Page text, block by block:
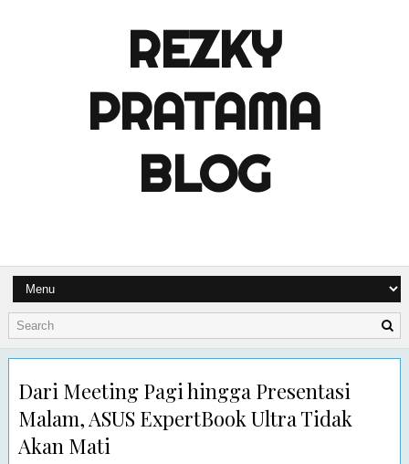
REZKY
PRATAMA
BLOG
Dari Meeting Pagi hingga Presentasi
Malam, ASUS ExpertBook Ultra Tidak
Akan Mati